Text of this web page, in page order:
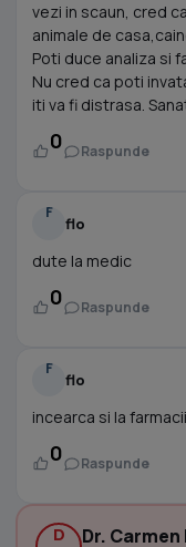
vezi in scaun, cred
animale de
Poti duce analiza si
Nu cred ca poti
iti va fi distrasa.
0 Raspunde
F
flo
dute la medic
0 Raspunde
F
flo
incearca si la
0 Raspunde
D Dr.